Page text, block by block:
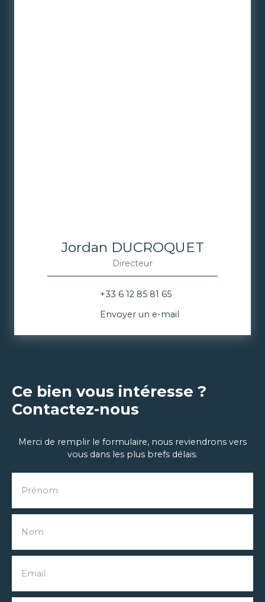
Jordan DUCROQUET
Directeur
+33 6 12 85 81 65
Envoyer un e-mail
Ce bien vous intéresse ?
Contactez-nous
Merci de remplir le formulaire, nous reviendrons vers
vous dans les plus brefs délais.
Prénom
Nom
Email